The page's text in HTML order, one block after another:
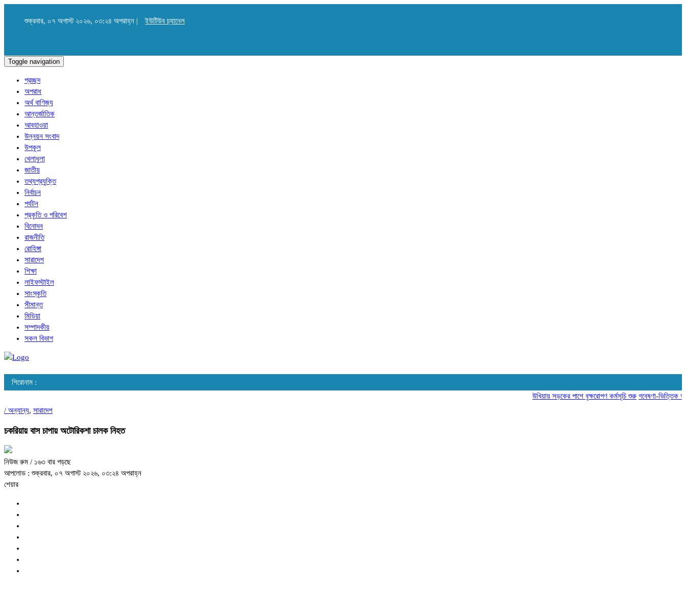
শুক্রবার, ০৭ অগাস্ট ২০২৬, ০৩:২৪ অপরাহ্ন | ইউটিউব চ্যানেল
Toggle navigation
প্রচ্ছদ
অপরাধ
অর্থ বাণিজ্য
আন্তর্জাতিক
আবহাওয়া
উন্নয়ন সংবাদ
উপকূল
খেলাধুলা
জাতীয়
তথ্যপ্রযুক্তি
নির্বাচন
পর্যটন
প্রকৃতি ও পরিবেশ
বিনোদন
রাজনীতি
রোহিঙ্গা
সারাদেশ
শিক্ষা
লাইফস্টাইল
সাংস্কৃতি
সীমান্ত
মিডিয়া
সম্পাদকীয়
সকল বিভাগ
শিরোনাম :
উখিয়ায় সড়কের পাশে বৃক্ষরোপণ কর্মসূচি শুরু গবেষণা-ভিত্তিক আচরণ
/ অন্যান্য, সারাদেশ
চকরিয়ায় বাস চাপায় অটোরিকশা চালক নিহত
নিউজ রুম / ১৬৩ বার পড়ছে
আপলোড : শুক্রবার, ০৭ অগাস্ট ২০২৬, ০৩:২৪ অপরাহ্ন
শেয়ার